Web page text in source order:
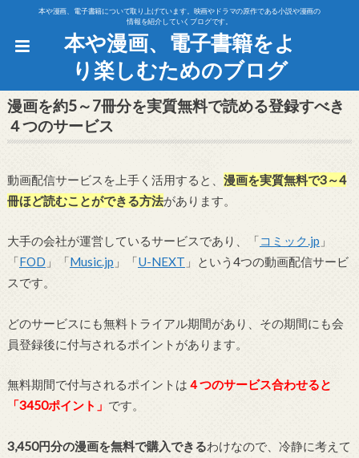
本や漫画、電子書籍について取り上げています。映画やドラマの原作である小説や漫画の
情報を紹介していくブログです。
本や漫画、電子書籍をよ
り楽しむためのブログ
漫画を約5～7冊分を実質無料で読める登録すべき
４つのサービス
動画配信サービスを上手く活用すると、 漫画を実質無料で3～4
冊ほど読むことができる方法があります。
大手の会社が運営しているサービスであり、「コミック.jp 」
「FOD 」「Music.jp 」「U-NEXT 」という4つの動画配信サービ
スです。
どのサービスにも無料トライアル期間があり、その期間にも会
員登録後に付与されるポイントがあります。
無料期間で付与されるポイントは ４つのサービス合わせると
「3450ポイント」 です。
3,450円分の漫画を無料で購入できるわけなので、冷静に考えて